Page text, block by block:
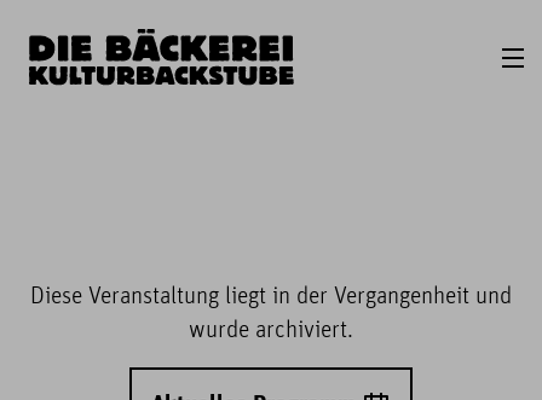
Diese Veranstaltung liegt in der Vergangenheit und
wurde archiviert.